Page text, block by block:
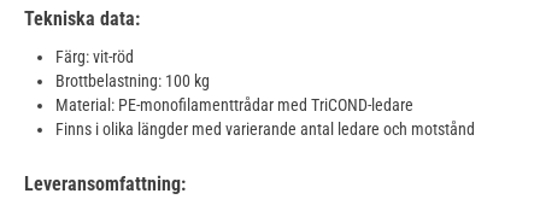
Tekniska data:
Färg: vit-röd
Brottbelastning: 100 kg
Material: PE-monofilamenttrådar med TriCOND-ledare
Finns i olika längder med varierande antal ledare och motstånd
Leveransomfattning: